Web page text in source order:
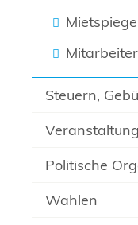
Steuern,
Politische
Wahlen